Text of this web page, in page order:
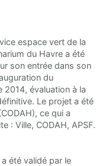
espace vert de la
du Havre a été
son entrée dans son
du
2014, évaluation à la
Le projet a été
ce qui a
: Ville, CODAH, APSF.
été validé par le